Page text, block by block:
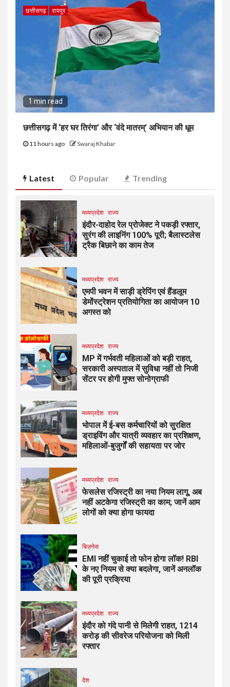
छत्तीसगढ़ रायपुर
1 min read
छत्तीसगढ़ में ‘हर घर तिरंगा’ और ‘वंदे मातरम्’ अभियान की धूम
11 hours ago Swaraj Khabar
Latest Popular Trending
मध्यप्रदेश राज्य
इंदौर-दाहोद रेल प्रोजेक्ट ने पकड़ी रफ्तार,
सुरंग की लाइनिंग 100% पूरी; बैलास्टलेस
ट्रैक बिछाने का काम तेज
मध्यप्रदेश राज्य
एमपी भवन में साड़ी ड्रेपिंग एवं हैंडलूम
डेमोंस्ट्रेशन प्रतियोगिता का आयोजन 10
अगस्त को
मध्यप्रदेश राज्य
MP में गर्भवती महिलाओं को बड़ी राहत,
सरकारी अस्पताल में सुविधा नहीं तो निजी
सेंटर पर होगी मुफ्त सोनोग्राफी
मध्यप्रदेश राज्य
भोपाल में ई-बस कर्मचारियों को सुरक्षित
ड्राइविंग और यात्री व्यवहार का प्रशिक्षण,
महिलाओं-बुजुर्गों की सहायता पर जोर
मध्यप्रदेश राज्य
फेसलेस रजिस्ट्री का नया नियम लागू, अब
नहीं अटकेगा रजिस्ट्री का काम; जानें आम
लोगों को क्या होगा फायदा
बिज़नेस
EMI नहीं चुकाई तो फोन होगा लॉक! RBI
के नए नियम से क्या बदलेगा, जानें अनलॉक
की पूरी प्रक्रिया
मध्यप्रदेश राज्य
इंदौर को गंदे पानी से मिलेगी राहत, ₹1214
करोड़ की सीवरेज परियोजना को मिली
रफ्तार
देश